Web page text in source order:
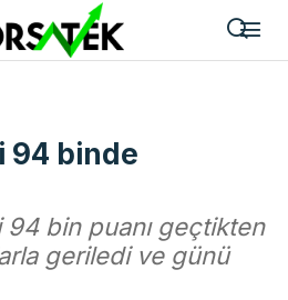
94 binde
94 bin puanı geçtikten
geriledi ve günü